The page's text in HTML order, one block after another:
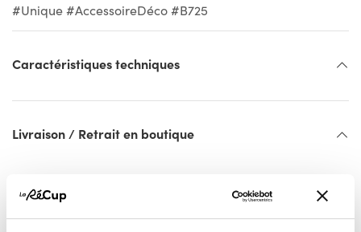
#Unique #AccessoireDéco #B725
Caractéristiques techniques
Livraison / Retrait en boutique